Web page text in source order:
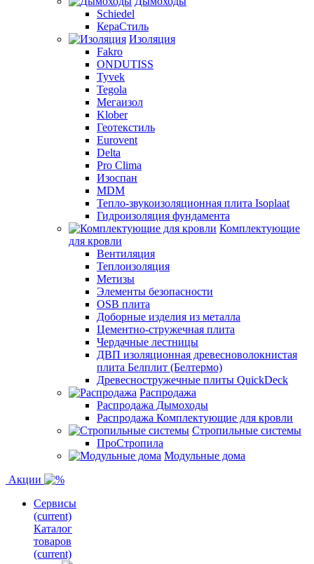
Schiedel
КераСтиль
Изоляция
Fakro
ONDUTISS
Tyvek
Tegola
Мегаизол
Klober
Геотекстиль
Eurovent
Delta
Pro Clima
Изоспан
MDM
Тепло-звукоизоляционная плита Isoplaat
Гидроизоляция фундамента
Комплектующие
для кровли
Вентиляция
Теплоизоляция
Метизы
Элементы безопасности
OSB плита
Доборные изделия из металла
Цементно-стружечная плита
Чердачные лестницы
ДВП изоляционная древесноволокнистая
плита Белплит (Белтермо)
Древесностружечные плиты QuickDeck
Распродажа
Распродажа Дымоходы
Распродажа Комплектующие для кровли
Стропильные системы
ПроСтропила
Модульные дома
Акции
Сервисы
(current)
Каталог
товаров
(current)